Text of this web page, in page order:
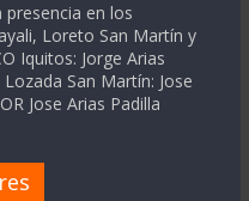
presencia en los
Loreto San Martín y
Iquitos: Jorge Arias
San Martín: Jose
Jose Arias Padilla